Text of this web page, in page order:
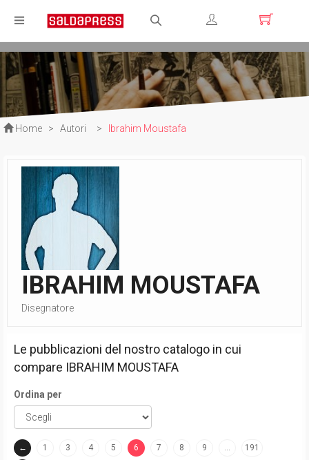
Registrati
Login
Home > Autori > Ibrahim Moustafa
IBRAHIM MOUSTAFA
Disegnatore
Le pubblicazioni del nostro catalogo in cui
compare IBRAHIM MOUSTAFA
Ordina per
← 1 3 4 5
6
7 8 9 … 191